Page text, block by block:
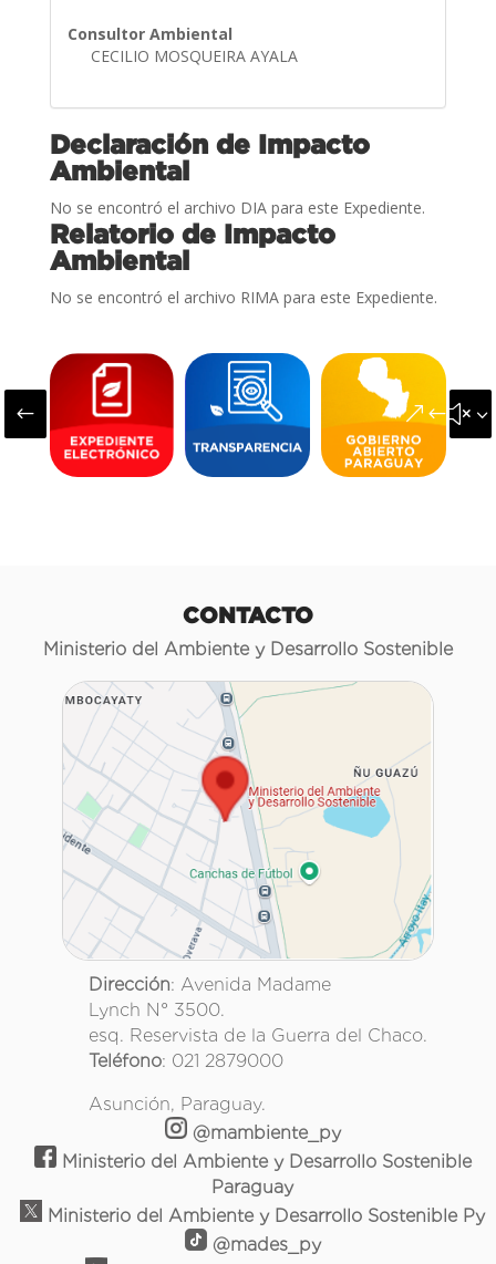
Consultor Ambiental
CECILIO MOSQUEIRA AYALA
Declaración de Impacto
Ambiental
No se encontró el archivo DIA para este Expediente.
Relatorio de Impacto
Ambiental
No se encontró el archivo RIMA para este Expediente.
#
CONTACTO
Ministerio del Ambiente y Desarrollo Sostenible
Dirección: Avenida Madame
Lynch N° 3500.
esq. Reservista de la Guerra del Chaco.
Teléfono: 021 2879000
Asunción, Paraguay.
@mambiente_py
Ministerio del Ambiente y Desarrollo Sostenible
Paraguay
Ministerio del Ambiente y Desarrollo Sostenible Py
@mades_py